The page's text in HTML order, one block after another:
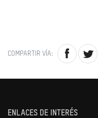
COMPARTIR VÍA:
ENLACES DE INTERÉS